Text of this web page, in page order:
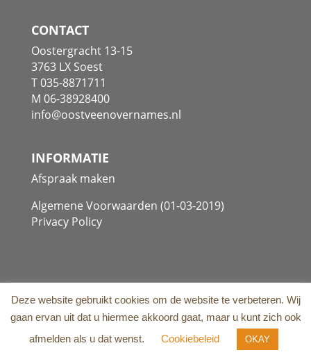
CONTACT
Oostergracht 13-15
3763 LX Soest
T 035-8871711
M 06-38928400
info@oostveenovernames.nl
INFORMATIE
Afspraak maken
Algemene Voorwaarden (01-03-2019)
Privacy Policy
Oostveen Bedrijfsovernames
| Website:
Cornelissen.Marketing
Deze website gebruikt cookies om de website te verbeteren. Wij
gaan ervan uit dat u hiermee akkoord gaat, maar u kunt zich ook
afmelden als u dat wenst.
Cookiebeleid OKAY